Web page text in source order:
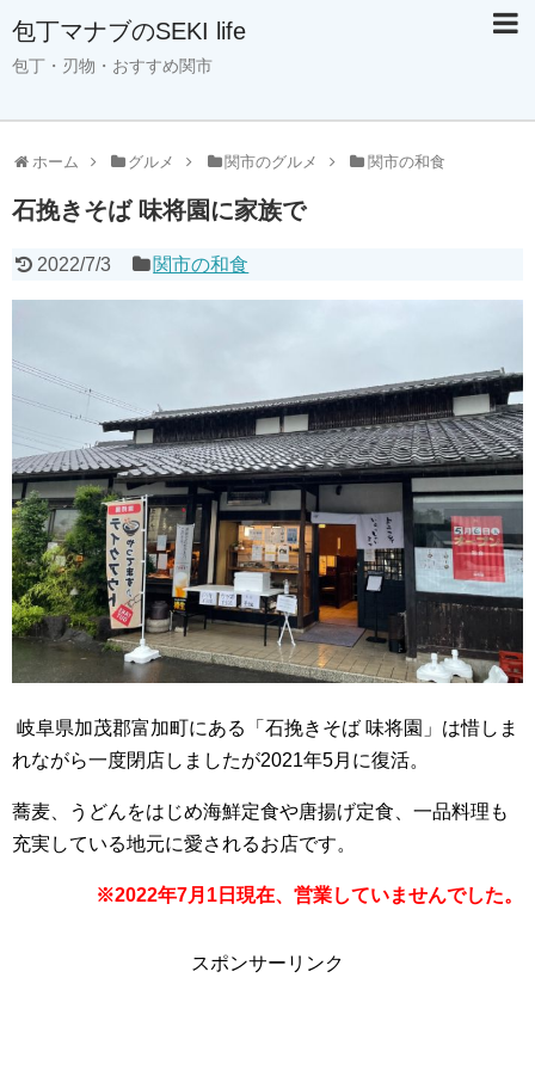
包丁マナブのSEKI life
包丁・刃物・おすすめ関市
ホーム グルメ 関市のグルメ 関市の和食
石挽きそば 味将園に家族で
2022/7/3 関市の和食
岐阜県加茂郡富加町にある「石挽きそば 味将園」は惜しま
れながら一度閉店しましたが2021年5月に復活。
蕎麦、うどんをはじめ海鮮定食や唐揚げ定食、一品料理も
充実している地元に愛されるお店です。
※2022年7月1日現在、営業していませんでした。
スポンサーリンク